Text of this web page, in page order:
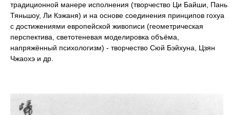
традиционной манере исполнения (творчество Ци Байши, Пань
Тяньшоу, Ли Кэжаня) и на основе соединения принципов гохуа
с достижениями европейской живописи (геометрическая
перспектива, светотеневая моделировка объёма,
напряжённый психологизм) - творчество Сюй Бэйхуна, Цзян
Чжаохэ и др.